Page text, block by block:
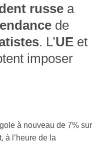
russe a
de
. L’UE et
imposer
à nouveau de 7% sur
à l’heure de la